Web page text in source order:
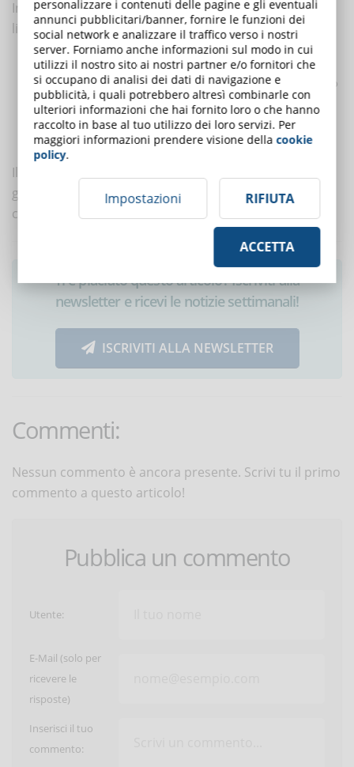
Inoltre, le voci sintetiche hanno ancora alcune
limitazioni non trascurabili:
difficoltà di mantenimento del realismo della voce sui lunghi
periodi di tempo (necessari per la realizzazione di un audiolibro
o di un podcast, per esempio);
limitata possibilità di controllare le caratteristiche della voce
(come, invece, potrebbe fare un regista con un attore umano).
Il chè mette i doppiatori umani in condizione di essere
gli unici a poter interpretare progetti espressivi,
creativi e di lunga durata.
Ti è piaciuto questo articolo? Iscriviti alla
newsletter e ricevi le notizie settimanali!
ISCRIVITI ALLA NEWSLETTER
Commenti:
Nessun commento è ancora presente. Scrivi tu il primo
commento a questo articolo!
Pubblica un commento
Utente:
E-Mail (solo per
ricevere le
risposte)
Inserisci il tuo
commento:
personalizzare i contenuti delle pagine e gli eventuali
annunci pubblicitari/banner, fornire le funzioni dei
social network e analizzare il traffico verso i nostri
server. Forniamo anche informazioni sul modo in cui
utilizzi il nostro sito ai nostri partner e/o fornitori che
si occupano di analisi dei dati di navigazione e
pubblicità, i quali potrebbero altresì combinarle con
ulteriori informazioni che hai fornito loro o che hanno
raccolto in base al tuo utilizzo dei loro servizi. Per
maggiori informazioni prendere visione dellacookie
policy.
Impostazioni RIFIUTA
ACCETTA